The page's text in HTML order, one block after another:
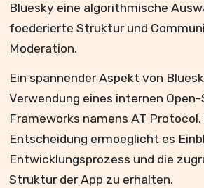
Bluesky eine algorithmische
foederierte Struktur und
Moderation.
Ein spannender Aspekt von
Verwendung eines internen
Frameworks namens AT Protocol.
Entscheidung ermoeglicht es
Entwicklungsprozess und die
Struktur der App zu erhalten.